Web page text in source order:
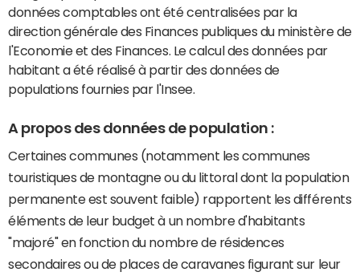
données comptables ont été centralisées par la
direction générale des Finances publiques du ministère de
l'Economie et des Finances. Le calcul des données par
habitant a été réalisé à partir des données de
populations fournies par l'Insee.
A propos des données de population :
Certaines communes (notamment les communes
touristiques de montagne ou du littoral dont la population
permanente est souvent faible) rapportent les différents
éléments de leur budget à un nombre d'habitants
"majoré" en fonction du nombre de résidences
secondaires ou de places de caravanes figurant sur leur